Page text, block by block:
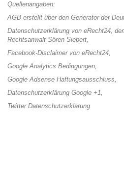
Quellenangaben:
AGB erstellt über den Generator der
Datenschutzerklärung von eRecht24,
Rechtsanwalt Sören Siebert,
Facebook-Disclaimer von eRecht24,
Google Analytics Bedingungen,
Google Adsense Haftungsausschluss,
Datenschutzerklärung Google +1,
Twitter Datenschutzerklärung